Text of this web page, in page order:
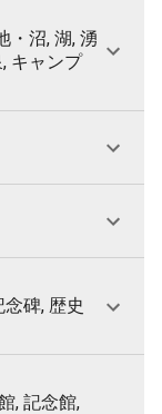
・沼, 湖, 湧
キャンプ
碑, 歴史
, 記念館,